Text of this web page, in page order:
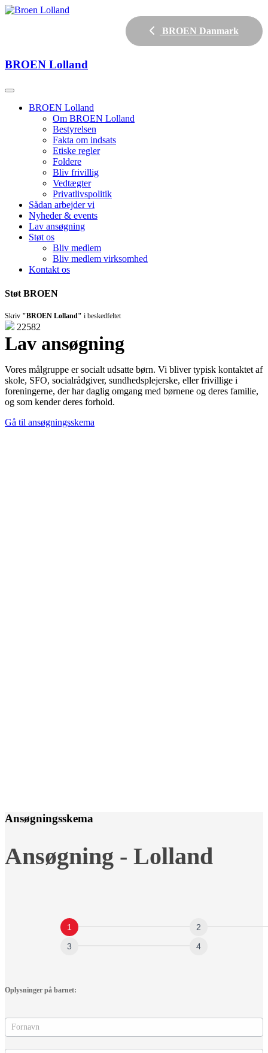
BROEN Danmark
BROEN Lolland
BROEN Lolland
Om BROEN Lolland
Bestyrelsen
Fakta om indsats
Etiske regler
Foldere
Bliv frivillig
Vedtægter
Privatlivspolitik
Sådan arbejder vi
Nyheder & events
Lav ansøgning
Støt os
Bliv medlem
Bliv medlem virksomhed
Kontakt os
Støt BROEN
Skriv "BROEN Lolland" i beskedfeltet
22582
Lav ansøgning
Vores målgruppe er socialt udsatte børn. Vi bliver typisk kontaktet af
skole, SFO, socialrådgiver, sundhedsplejerske, eller frivillige i
foreningerne, der har daglig omgang med børnene og deres familie,
og som kender deres forhold.
Gå til ansøgningsskema
Ansøgningsskema
Lolland
Ansøgning - Lolland
Oplysninger på barnet: